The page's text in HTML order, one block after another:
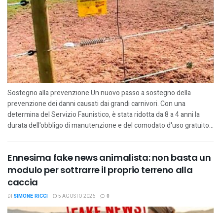
Sostegno alla prevenzione Un nuovo passo a sostegno della
prevenzione dei danni causati dai grandi carnivori. Con una
determina del Servizio Faunistico, è stata ridotta da 8 a 4 anni la
durata dell'obbligo di manutenzione e del comodato d'uso gratuito...
Ennesima fake news animalista: non basta un
modulo per sottrarre il proprio terreno alla
caccia
DI SIMONE RICCI 5 AGOSTO 2026 0